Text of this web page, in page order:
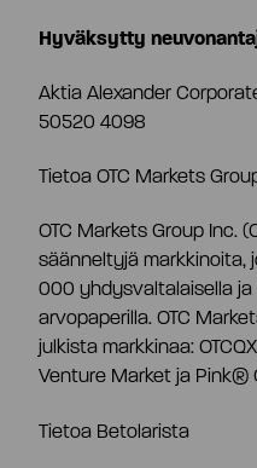
Tilintarkastaja
Hyväksytty
Hyväksytty
Aktia Alexander
50520 4098
Tietoa OTC Markets
OTC Markets Group Inc.
säänneltyjä markkinoita,
000 yhdysvaltalaisella ja
arvopaperilla. OTC
julkista markkinaa:
Venture Market ja Pink®
Tietoa Betolarista